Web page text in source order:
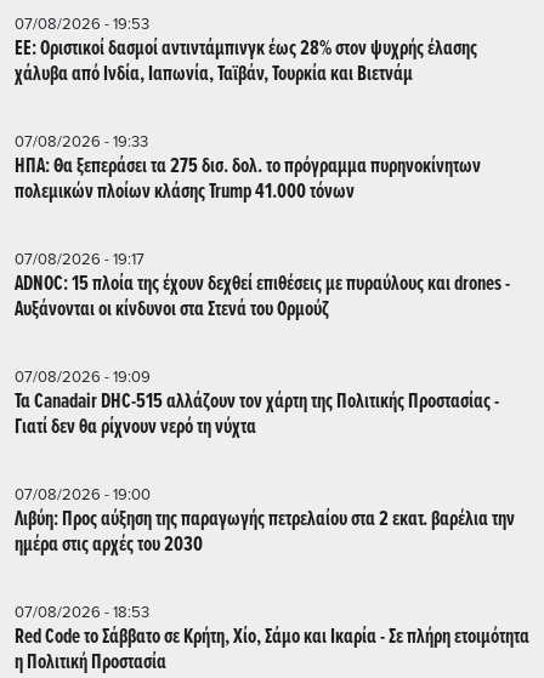
07/08/2026 - 19:53
ΕΕ: Οριστικοί δασμοί αντιντάμπινγκ έως 28% στον ψυχρής έλασης
χάλυβα από Ινδία, Ιαπωνία, Ταϊβάν, Τουρκία και Βιετνάμ
07/08/2026 - 19:33
ΗΠΑ: Θα ξεπεράσει τα 275 δισ. δολ. το πρόγραμμα πυρηνοκίνητων
πολεμικών πλοίων κλάσης Trump 41.000 τόνων
07/08/2026 - 19:17
ADNOC: 15 πλοία της έχουν δεχθεί επιθέσεις με πυραύλους και drones -
Aυξάνονται οι κίνδυνοι στα Στενά του Ορμούζ
07/08/2026 - 19:09
Τα Canadair DHC-515 αλλάζουν τον χάρτη της Πολιτικής Προστασίας -
Γιατί δεν θα ρίχνουν νερό τη νύχτα
07/08/2026 - 19:00
Λιβύη: Προς αύξηση της παραγωγής πετρελαίου στα 2 εκατ. βαρέλια την
ημέρα στις αρχές του 2030
07/08/2026 - 18:53
Red Code το Σάββατο σε Κρήτη, Χίο, Σάμο και Ικαρία - Σε πλήρη ετοιμότητα
η Πολιτική Προστασία